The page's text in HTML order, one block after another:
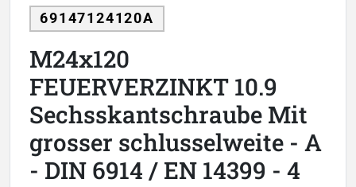
69147124120A
M24x120
FEUERVERZINKT 10.9
Sechsskantschraube Mit
grosser schlusselweite - A
- DIN 6914 / EN 14399 - 4